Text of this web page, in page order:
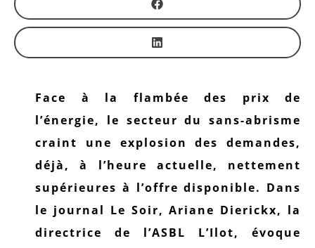
Face à la flambée des prix de
l’énergie, le secteur du sans-abrisme
craint une explosion des demandes,
déjà, à l’heure actuelle, nettement
supérieures à l’offre disponible. Dans
le journal Le Soir, Ariane Dierickx, la
directrice de l’ASBL L’Ilot, évoque